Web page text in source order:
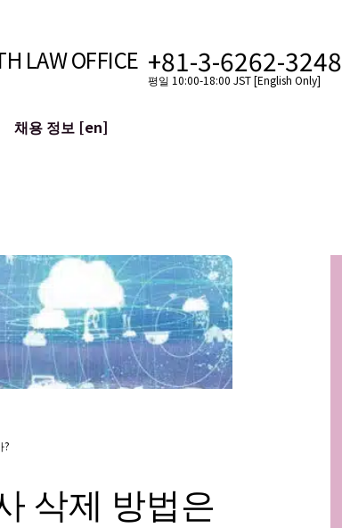
LAW OFFICE +81-3-6262-3248
평일 10:00-18:00 JST [English Only]
평판 손상 완화
명예훼손 발언의 ID
채용 정보 [en]
?
삭제 방법은